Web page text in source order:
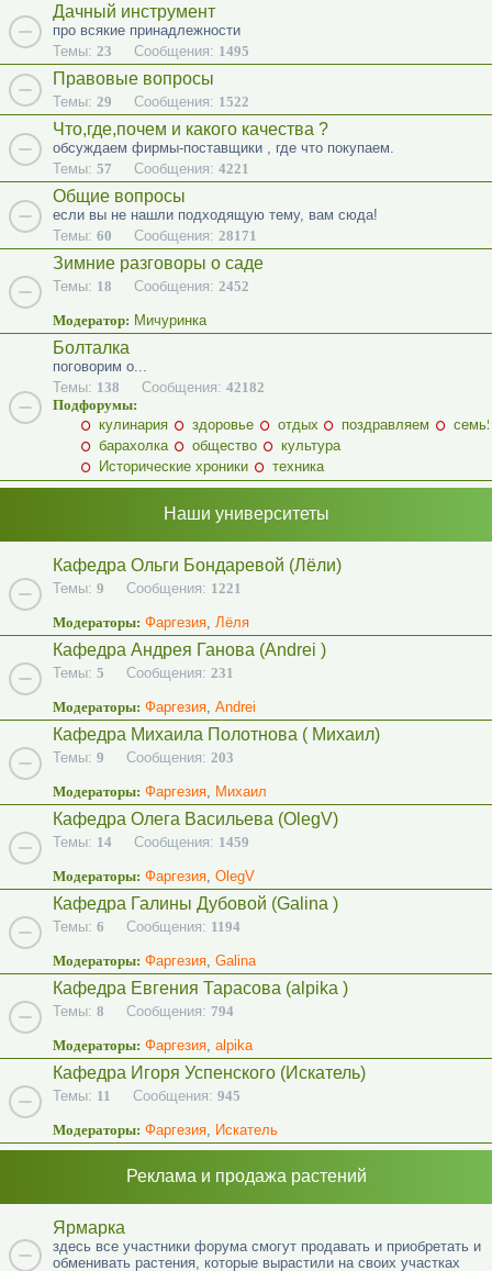
Дачный инструмент
про всякие принадлежности
Темы: 23 Сообщения: 1495
Правовые вопросы
Темы: 29 Сообщения: 1522
Что,где,почем и какого качества ?
обсуждаем фирмы-поставщики , где что покупаем.
Темы: 57 Сообщения: 4221
Общие вопросы
если вы не нашли подходящую тему, вам сюда!
Темы: 60 Сообщения: 28171
Зимние разговоры о саде
Темы: 18 Сообщения: 2452
Модератор: Мичуринка
Болталка
поговорим о...
Темы: 138 Сообщения: 42182
Подфорумы:
кулинария
здоровье отдых поздравляем
барахолка
общество
культура
Исторические хроники
техника
Наши университеты
Кафедра Ольги Бондаревой (Лёли)
Темы: 9 Сообщения: 1221
Модераторы: Фаргезия, Лёля
Кафедра Андрея Ганова (Andrei )
Темы: 5 Сообщения: 231
Модераторы: Фаргезия, Andrei
Кафедра Михаила Полотнова ( Михаил)
Темы: 9 Сообщения: 203
Модераторы: Фаргезия, Михаил
Кафедра Олега Васильева (OlegV)
Темы: 14 Сообщения: 1459
Модераторы: Фаргезия, OlegV
Кафедра Галины Дубовой (Galina )
Темы: 6 Сообщения: 1194
Модераторы: Фаргезия, Galina
Кафедра Евгения Тарасова (alpika )
Темы: 8 Сообщения: 794
Модераторы: Фаргезия, alpika
Кафедра Игоря Успенского (Искатель)
Темы: 11 Сообщения: 945
Модераторы: Фаргезия, Искатель
Реклама и продажа растений
Ярмарка
здесь все участники форума смогут продавать и приобретать и
обменивать растения, которые вырастили на своих участках